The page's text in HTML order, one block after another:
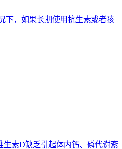
下，如果长期使用抗生素或者孩
生素D缺乏引起体内钙、磷代谢紊